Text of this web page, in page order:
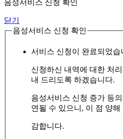
음성서비스 신청 확인
닫기
음성서비스 신청 확인
서비스 신청이 완료되었습
신청하신 내역에 대한 처
내 드리도록 하겠습니다.
음성서비스 신청 증가 등
연될 수 있으니, 이 점 양
감합니다.